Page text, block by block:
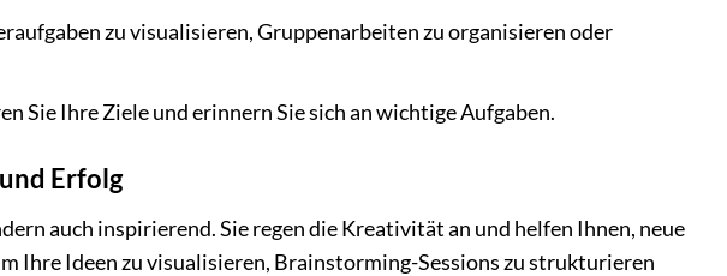
zu visualisieren, Gruppenarbeiten zu organisieren oder
Sie Ihre Ziele und erinnern Sie sich an wichtige Aufgaben.
Erfolg
auch inspirierend. Sie regen die Kreativität an und helfen Ihnen, neue
Ihre Ideen zu visualisieren, Brainstorming-Sessions zu strukturieren